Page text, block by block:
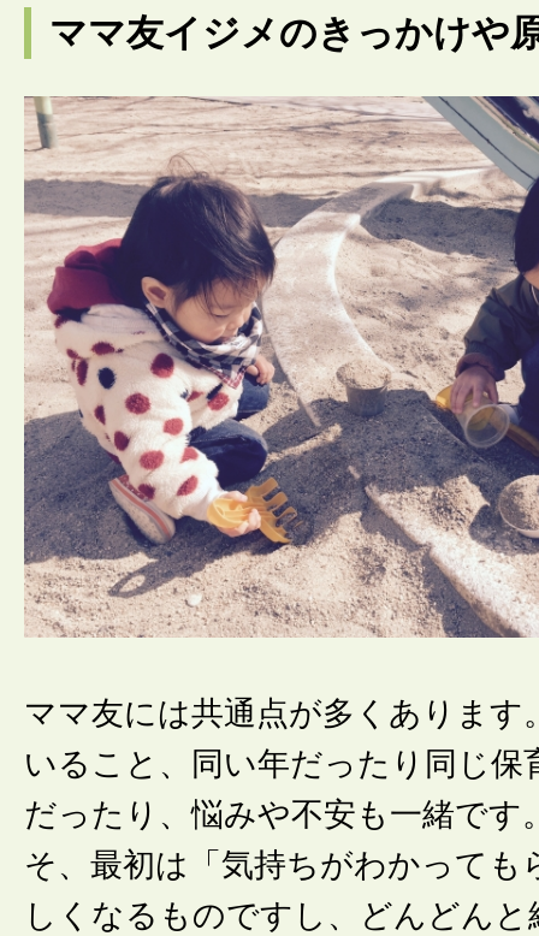
ママ友イジメのきっかけや
ママ友には共通点が多くあります
いること、同い年だったり同じ保
だったり、悩みや不安も一緒です
そ、最初は「気持ちがわかっても
しくなるものですし、どんどん